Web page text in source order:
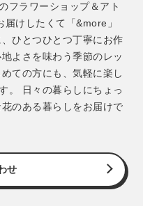
フラワーショップ＆アト
届けしたくて「&more」
ひとつひとつ丁寧にお作
よさを味わう季節のレッ
ての方にも、気軽に楽し
。 日々の暮らしにちょっ
のある暮らしをお届けで
せ